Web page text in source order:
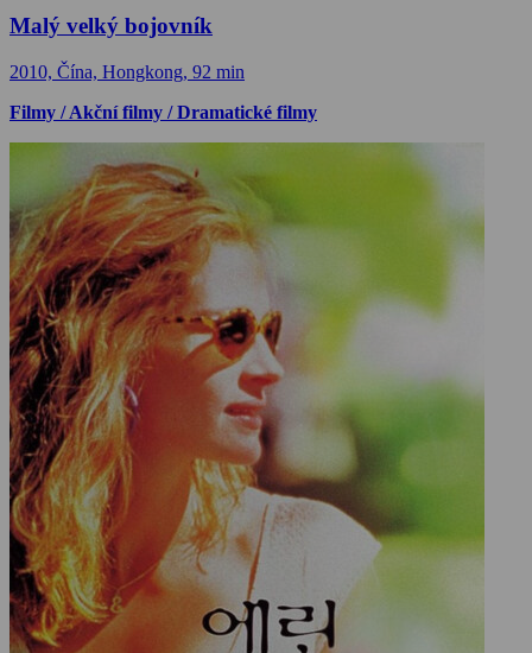
Malý velký bojovník
2010, Čína, Hongkong, 92 min
Filmy / Akční filmy / Dramatické filmy